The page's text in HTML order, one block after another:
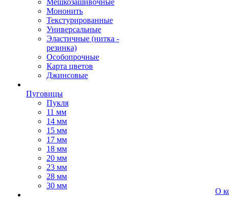
Мешкозашивочные
Мононить
Текстурированные
Универсальные
Эластичные (нитка -
резинка)
Особопрочные
Карта цветов
Джинсовые
Пуговицы
Пукля
11 мм
14 мм
15 мм
17 мм
18 мм
20 мм
23 мм
28 мм
30 мм
О